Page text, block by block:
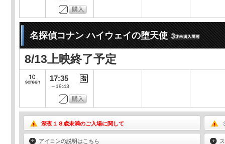
名探偵コナン ハイウェイの堕天使
8/13上映終了予定
17:35
～19:43
深夜１８歳未満のご入場に関して
アイコンの説明はこちら